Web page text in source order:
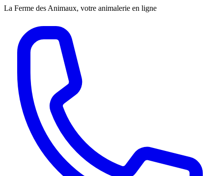
La Ferme des Animaux, votre animalerie en ligne